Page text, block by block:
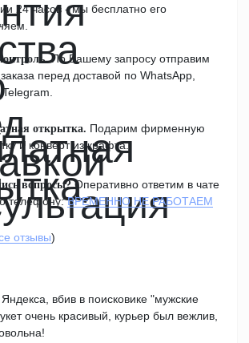
24 часов - мы бесплатно его
По Вашему запросу отправим
перед доставой по WhatsApp,
открытка. Подарим фирменную
и конверт из крафта.
вопросы?Оперативно ответим в чате
телефону:ВРЕМЕННО НЕ РАБОТАЕМ
отзывы)
вбив в поисковике "мужские
очень красивый, курьер был вежлив,